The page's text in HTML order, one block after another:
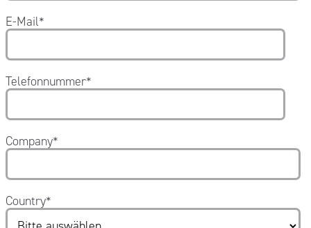
E-Mail*
Telefonnummer*
Company*
Country*